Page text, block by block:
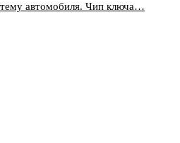
автомобиля. Чип ключа…